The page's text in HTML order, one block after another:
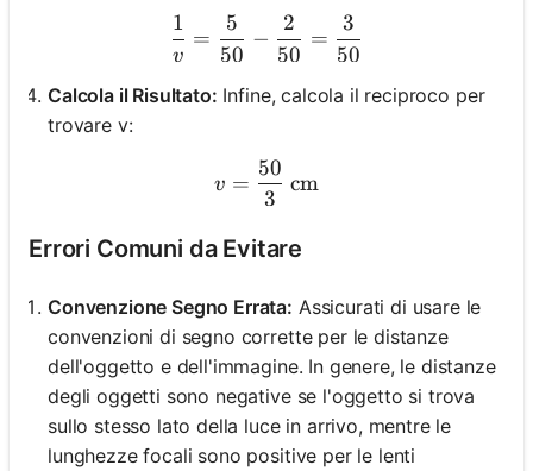
\frac{1}{v} =
v
1
=
50
5
−
50
2
=
50
3
Calcola il Risultato: Infine, calcola il reciproco per
trovare v:
v = \frac{50}{3} \text{
v =
3
50
cm
Errori Comuni da Evitare
Convenzione Segno Errata: Assicurati di usare le
convenzioni di segno corrette per le distanze
dell'oggetto e dell'immagine. In genere, le distanze
degli oggetti sono negative se l'oggetto si trova
sullo stesso lato della luce in arrivo, mentre le
lunghezze focali sono positive per le lenti